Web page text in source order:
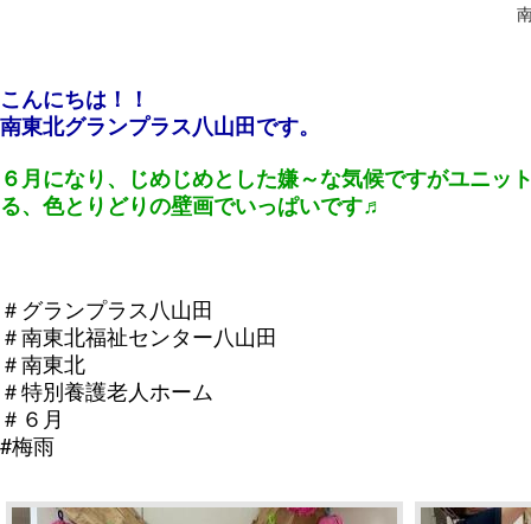
こんにちは！！
南東北グランプラス八山田です。
６月になり、じめじめとした嫌～な気候ですがユニッ
る、 色とりどりの壁画でいっぱいです♬
＃グランプラス八山田
＃南東北福祉センター八山田
＃南東北
＃特別養護老人ホーム
＃６月
#梅雨